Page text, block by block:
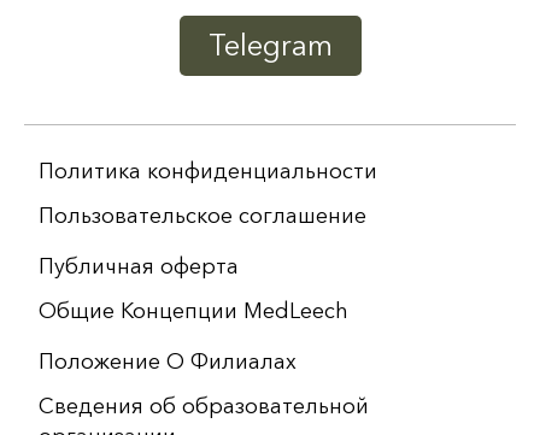
Telegram
Политика конфиденциальности
Пользовательское соглашение
Публичная оферта
Общие Концепции MedLeech
Положение О Филиалах
Сведения об образовательной